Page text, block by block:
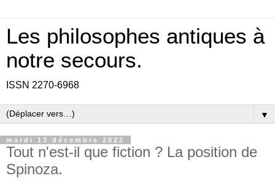
Les philosophes antiques à
notre secours.
ISSN 2270-6968
▼
mardi 13 décembre 2022
Tout n'est-il que fiction ? La position de
Spinoza.